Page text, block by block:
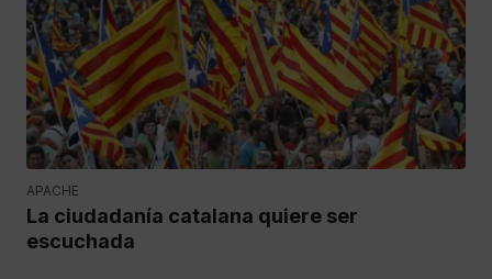
APACHE
La ciudadanía catalana quiere ser
escuchada